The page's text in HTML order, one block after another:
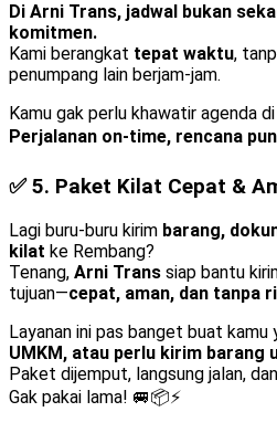
Di Arni Trans, jadwal bukan
komitmen.
Kami berangkat tepat waktu,
penumpang lain berjam-jam.
Kamu gak perlu khawatir agenda
Perjalanan on-time, rencana
✅ 5. Paket Kilat Cepat &
Lagi buru-buru kirim barang,
kilat ke Rembang?
Tenang, Arni Trans siap bantu
tujuan—cepat, aman, dan tanpa
Layanan ini pas banget buat kamu
UMKM, atau perlu kirim barang
Paket dijemput, langsung jalan,
Gak pakai lama! 🚐📦⚡